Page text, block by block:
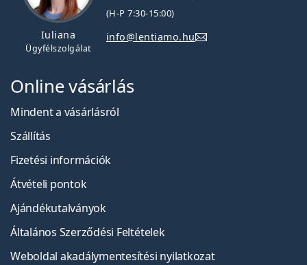
Iuliana
Ügyfélszolgálat
(H-P 7:30-15:00)
info@lentiamo.hu
Online vásárlás
Mindent a vásárlásról
Szállítás
Fizetési információk
Átvételi pontok
Ajándékutalványok
Általános Szerződési Feltételek
Weboldal akadálymentesítési nyilatkozat